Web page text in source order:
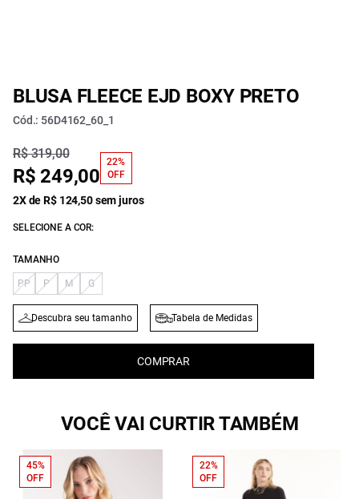
BLUSA FLEECE EJD BOXY PRETO
Cód.: 56D4162_60_1
R$ 319,00
R$ 249,00
22%
OFF
2X de R$ 124,50 sem juros
SELECIONE A COR:
TAMANHO
PP P M G
Descubra seu tamanho Tabela de Medidas
COMPRAR
VOCÊ VAI CURTIR TAMBÉM
45%
OFF
22%
OFF